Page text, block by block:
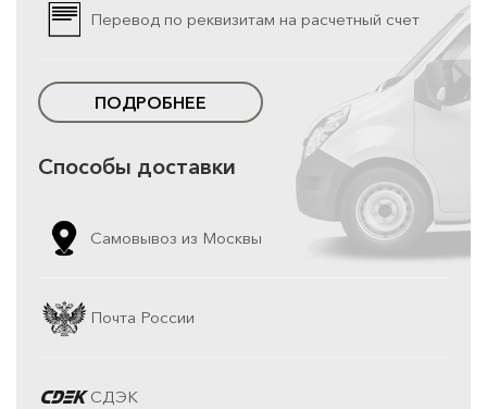
Перевод по реквизитам на расчетный счет
ПОДРОБНЕЕ
Способы доставки
Самовывоз из Москвы
Почта России
СДЭК